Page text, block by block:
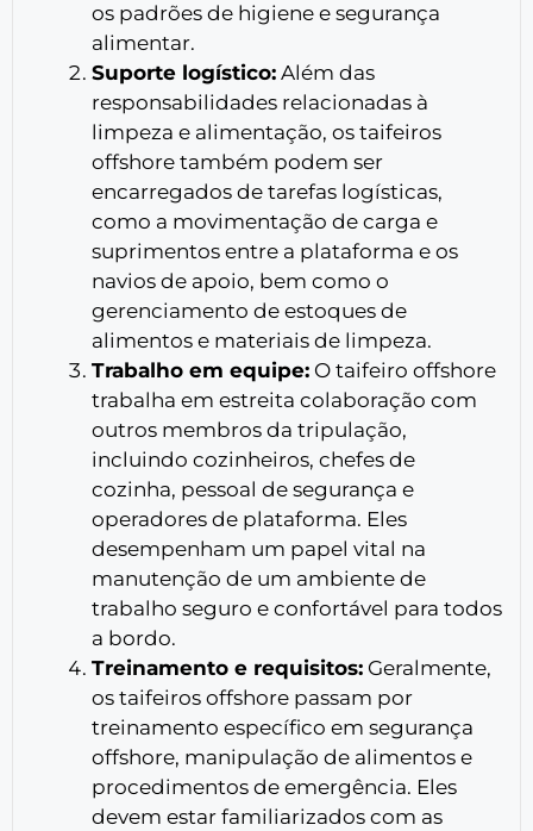
os padrões de higiene e segurança
alimentar.
Suporte logístico: Além das
responsabilidades relacionadas à
limpeza e alimentação, os taifeiros
offshore também podem ser
encarregados de tarefas logísticas,
como a movimentação de carga e
suprimentos entre a plataforma e os
navios de apoio, bem como o
gerenciamento de estoques de
alimentos e materiais de limpeza.
Trabalho em equipe: O taifeiro offshore
trabalha em estreita colaboração com
outros membros da tripulação,
incluindo cozinheiros, chefes de
cozinha, pessoal de segurança e
operadores de plataforma. Eles
desempenham um papel vital na
manutenção de um ambiente de
trabalho seguro e confortável para todos
a bordo.
Treinamento e requisitos: Geralmente,
os taifeiros offshore passam por
treinamento específico em segurança
offshore, manipulação de alimentos e
procedimentos de emergência. Eles
devem estar familiarizados com as